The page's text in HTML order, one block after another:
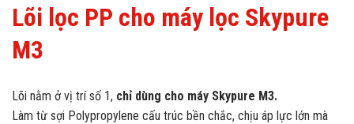
Lõi lọc PP cho máy lọc Skypure
M3
Lõi nằm ở vị trí số 1, chỉ dùng cho máy Skypure M3.
Làm từ sợi Polypropylene cấu trúc bền chắc, chịu áp lực lớn mà